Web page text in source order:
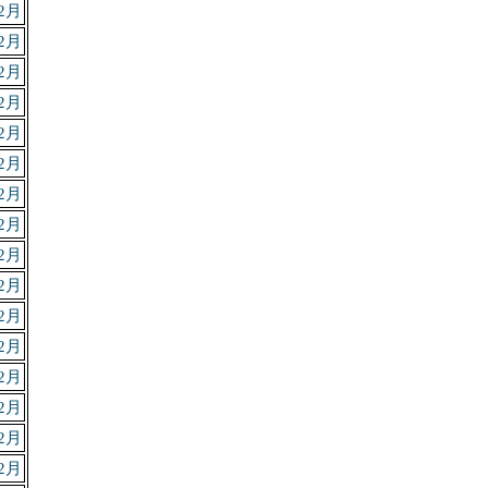
月
月
月
月
月
月
月
月
月
月
月
月
月
月
月
月